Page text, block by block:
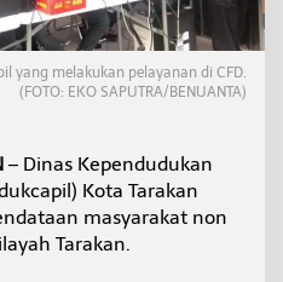
yang melakukan pelayanan di CFD.
(FOTO: EKO SAPUTRA/BENUANTA)
– Dinas Kependudukan
Kota Tarakan
masyarakat non
Tarakan.